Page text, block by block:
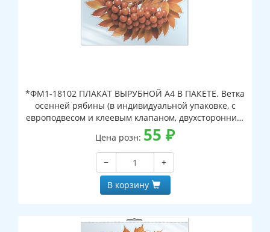
*ФМ1-18102 ПЛАКАТ ВЫРУБНОЙ А4 В ПАКЕТЕ. Ветка
осенней рябины (в индивидуальной упаковке, с
европодвесом и клеевым клапаном, двухсторонний,
ВД-лак)
Цена розн: 55 ₽
−
+
В корзину